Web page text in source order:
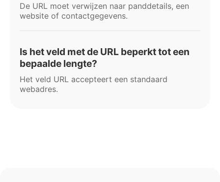
De URL moet verwijzen naar panddetails, een
website of contactgegevens.
Is het veld met de URL beperkt tot een
bepaalde lengte?
Het veld URL accepteert een standaard
webadres.